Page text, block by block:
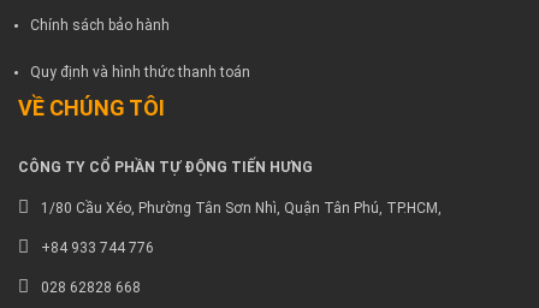
Chính sách bảo hành
Quy định và hình thức thanh toán
VỀ CHÚNG TÔI
CÔNG TY CỔ PHẦN TỰ ĐỘNG TIẾN HƯNG
1/80 Cầu Xéo, Phường Tân Sơn Nhì, Quận Tân Phú, TP.HCM,
+84 933 744 776
028 62828 668